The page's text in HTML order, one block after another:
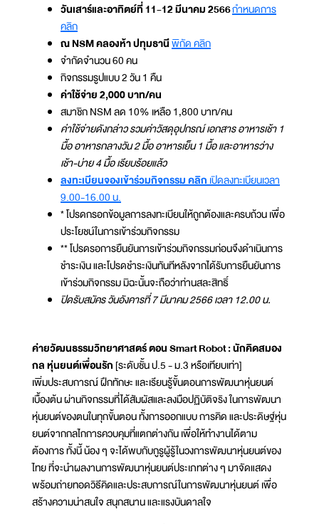
วันเสาร์และอาทิตย์ที่ 11-12 มีนาคม 2566กำหนดการ
คลิก
ณ NSM คลองห้า ปทุมธานีพิกัด คลิก
จำกัดจำนวน 60 คน
กิจกรรมรูปแบบ 2 วัน 1 คืน
ค่าใช้จ่าย 2,000 บาท/คน
สมาชิก NSM ลด 10% เหลือ 1,800 บาท/คน
ค่าใช้จ่ายดังกล่าว รวมค่าวัสดุอุปกรณ์ เอกสาร อาหารเช้า 1
มื้อ อาหารกลางวัน 2 มื้อ อาหารเย็น 1 มื้อ และอาหารว่าง
เช้า-บ่าย 4 มื้อ เรียบร้อยแล้ว
ลงทะเบียนจองเข้าร่วมกิจกรรม คลิกเปิดลงทะเบียนเวลา
9.00-16.00 น.
* โปรดกรอกข้อมูลการลงทะเบียนให้ถูกต้องและครบถ้วน เพื่อ
ประโยชน์ในการเข้าร่วมกิจกรรม
** โปรดรอการยืนยันการเข้าร่วมกิจกรรมก่อนจึงดำเนินการ
ชำระเงิน และโปรดชำระเงินทันทีหลังจากได้รับการยืนยันการ
เข้าร่วมกิจกรรม มิฉะนั้นจะถือว่าท่านสละสิทธิ์
ปิดรับสมัคร วันอังคารที่ 7 มีนาคม 2566 เวลา 12.00 น.
ค่ายวัฒนธรรมวิทยาศาสตร์ ตอน Smart Robot : นักคิดสมอง
กล หุ่นยนต์เพื่อนรัก [ระดับชั้น ป.5 - ม.3 หรือเทียบเท่า]
เพิ่มประสบการณ์ ฝึกทักษะ และเรียนรู้ขั้นตอนการพัฒนาหุ่นยนต์
เบื้องต้น ผ่านกิจกรรมที่ได้สัมผัสและลงมือปฏิบัติจริง ในการพัฒนา
หุ่นยนต์ของตนในทุกขั้นตอน ทั้งการออกแบบ การคิด และประดิษฐ์หุ่น
ยนต์จากกลไกการควบคุมที่แตกต่างกัน เพื่อให้ทำงานได้ตาม
ต้องการ ทั้งนี้ น้อง ๆ จะได้พบกับกูรูผู้รู้ในวงการพัฒนาหุ่นยนต์ของ
ไทย ที่จะนำผลงานการพัฒนาหุ่นยนต์ประเภทต่าง ๆ มาจัดแสดง
พร้อมถ่ายทอดวิธีคิดและประสบการณ์ในการพัฒนาหุ่นยนต์ เพื่อ
สร้างความน่าสนใจ สนุกสนาน และแรงบันดาลใจ